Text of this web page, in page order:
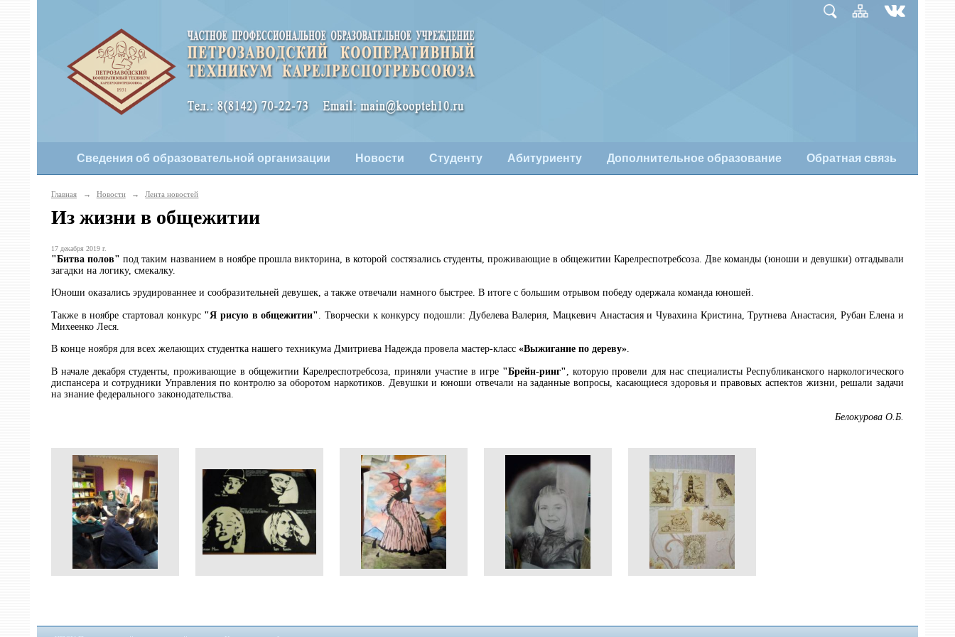
Сведения об образовательной организации Новости Студенту Абитуриенту Дополнительное образование Обратная связь
Главная → Новости → Лента новостей
Из жизни в общежитии
17 декабря 2019 г.
"Битва полов" под таким названием в ноябре прошла викторина, в которой состязались студенты, проживающие в общежитии Карелреспотребсоза. Две команды (юноши и девушки) отгадывали
загадки на логику, смекалку.
Юноши оказались эрудированнее и сообразительней девушек, а также отвечали намного быстрее. В итоге с большим отрывом победу одержала команда юношей.
Также в ноябре стартовал конкурс"Я рисую в общежитии" . Творчески к конкурсу подошли: Дубелева Валерия, Мацкевич Анастасия и Чувахина Кристина, Трутнева Анастасия, Рубан Елена и
Михеенко Леся.
В конце ноября для всех желающих студентка нашего техникума Дмитриева Надежда провела мастер-класс «Выжигание по дереву».
В начале декабря студенты, проживающие в общежитии Карелреспотребсоза, приняли участие в игре "Брейн-ринг" , которую провели для нас специалисты Республиканского наркологического
диспансера и сотрудники Управления по контролю за оборотом наркотиков. Девушки и юноши отвечали на заданные вопросы, касающиеся здоровья и правовых аспектов жизни, решали задачи
на знание федерального законодательства.
Белокурова О.Б.